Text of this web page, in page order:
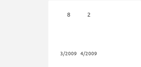
8
3/2009
2
4/2009